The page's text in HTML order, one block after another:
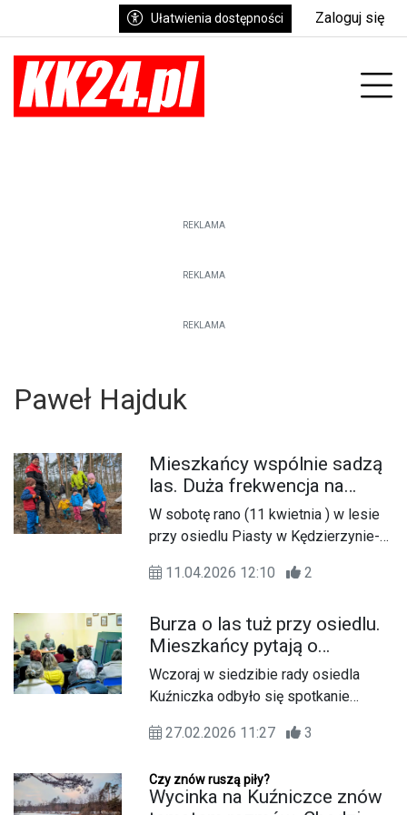
Ułatwienia dostępności Zaloguj się
REKLAMA
REKLAMA
REKLAMA
Paweł Hajduk
Mieszkańcy wspólnie sadzą
las. Duża frekwencja na
ekologicznej akcji
W sobotę rano (11 kwietnia ) w lesie
przy osiedlu Piasty w Kędzierzynie-
drzew. Od godziny 9:00 na miejscu
mieszkańców. Są całe rodziny z
dziećmi, młodzież i seniorzy. Teren
szybko wypełnił się osobami, które
chcą włączyć się w tworzenie
nowego fragmentu lasu.
11.04.2026 12:10 2
Burza o las tuż przy osiedlu.
Mieszkańcy pytają o
przyszłość, leśnicy mówią o
koniecznej przebudowie
Wczoraj w siedzibie rady osiedla
Kuźniczka odbyło się spotkanie
Nadleśnictwa Kędzierzyn oraz
Powodem była burza, jaka rozpętała
się po publikacji w mediach
27.02.2026 11:27 3
Czy znów ruszą piły?
Wycinka na Kuźniczce znów